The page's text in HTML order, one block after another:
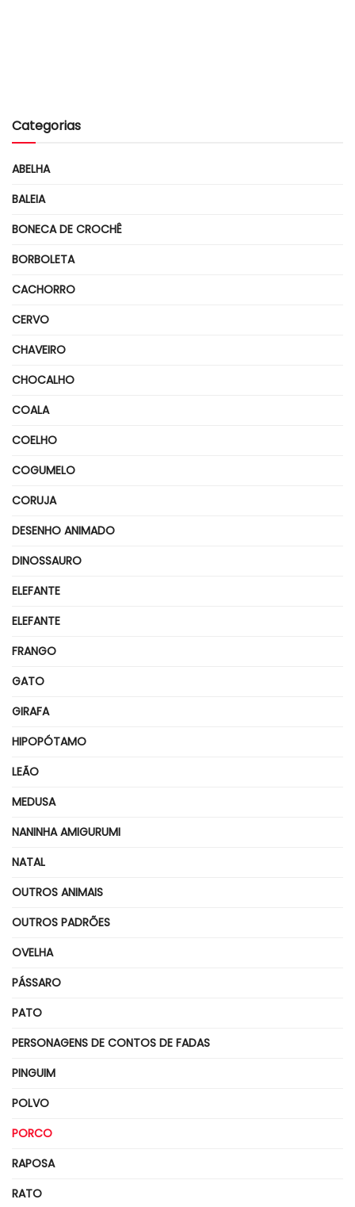
Categorias
ABELHA
BALEIA
BONECA DE CROCHÊ
BORBOLETA
CACHORRO
CERVO
CHAVEIRO
CHOCALHO
COALA
COELHO
COGUMELO
CORUJA
DESENHO ANIMADO
DINOSSAURO
ELEFANTE
ELEFANTE
FRANGO
GATO
GIRAFA
HIPOPÓTAMO
LEÃO
MEDUSA
NANINHA AMIGURUMI
NATAL
OUTROS ANIMAIS
OUTROS PADRÕES
OVELHA
PÁSSARO
PATO
PERSONAGENS DE CONTOS DE FADAS
PINGUIM
POLVO
PORCO
RAPOSA
RATO